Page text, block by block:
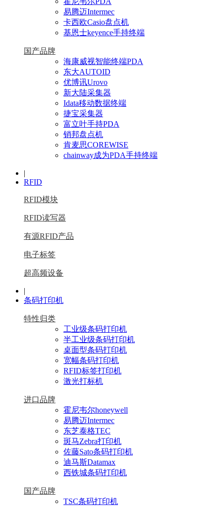
易腾迈Intermec
卡西欧Casio盘点机
基恩士keyence手持终端
国产品牌
海康威视智能终端PDA
东大AUTOID
优博讯Urovo
新大陆采集器
Idata移动数据终端
捷宝采集器
富立叶手持PDA
销邦盘点机
肯麦思COREWISE
chainway成为PDA手持终端
|
RFID
RFID模块
RFID读写器
有源RFID产品
电子标签
超高频设备
|
条码打印机
特性归类
工业级条码打印机
半工业级条码打印机
桌面型条码打印机
宽幅条码打印机
RFID标签打印机
激光打标机
进口品牌
霍尼韦尔honeywell
易腾迈Intermec
东芝泰格TEC
斑马Zebra打印机
佐藤Sato条码打印机
迪马斯Datamax
西铁城条码打印机
国产品牌
TSC条码打印机